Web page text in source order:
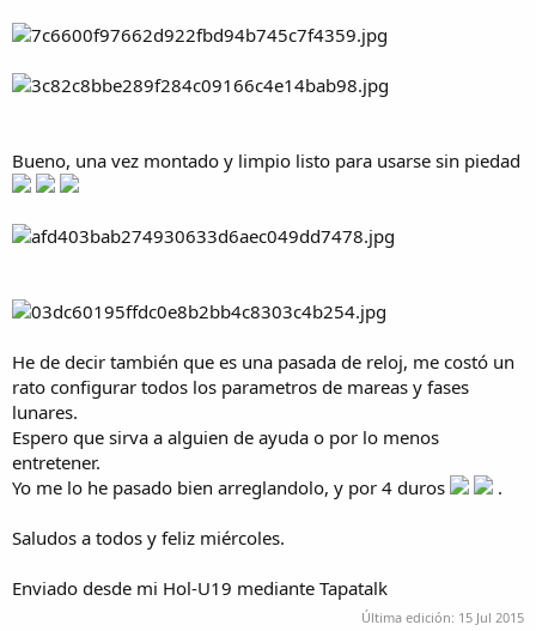
Bueno, una vez montado y limpio listo para usarse sin piedad
He de decir también que es una pasada de reloj, me costó un
rato configurar todos los parametros de mareas y fases
lunares.
Espero que sirva a alguien de ayuda o por lo menos
entretener.
Yo me lo he pasado bien arreglandolo, y por 4 duros
.
Saludos a todos y feliz miércoles.
Enviado desde mi Hol-U19 mediante Tapatalk
Última edición: 15 Jul 2015